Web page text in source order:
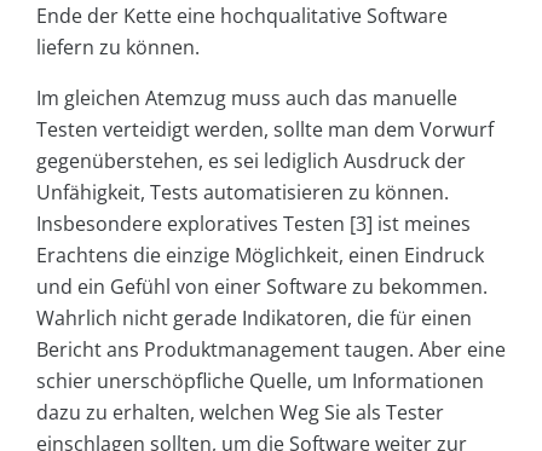
Ende der Kette eine hochqualitative Software
liefern zu können.
Im gleichen Atemzug muss auch das manuelle
Testen verteidigt werden, sollte man dem Vorwurf
gegenüberstehen, es sei lediglich Ausdruck der
Unfähigkeit, Tests automatisieren zu können.
Insbesondere exploratives Testen [3] ist meines
Erachtens die einzige Möglichkeit, einen Eindruck
und ein Gefühl von einer Software zu bekommen.
Wahrlich nicht gerade Indikatoren, die für einen
Bericht ans Produktmanagement taugen. Aber eine
schier unerschöpfliche Quelle, um Informationen
dazu zu erhalten, welchen Weg Sie als Tester
einschlagen sollten, um die Software weiter zur